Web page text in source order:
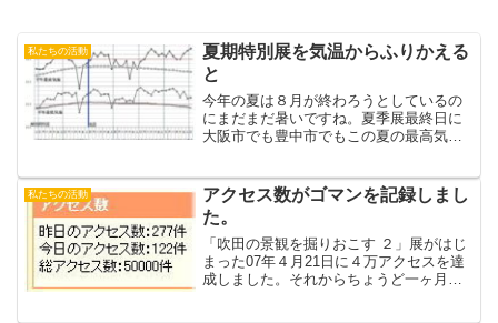
私たちの活動
夏期特別展を気温からふりかえる
と
今年の夏は８月が終わろうとしているの
にまだまだ暑いですね。夏季展最終日に
大阪市でも豊中市でもこの夏の最高気温
温が２５度以下になったのは２回だけで
残りは毎日熱帯夜だったワ...
私たちの活動
アクセス数がゴマンを記録しまし
た。
「吹田の景観を掘りおこす ２」展がはじ
まった07年４月21日に４万アクセスを達
成しました。それからちょうど一ヶ月、